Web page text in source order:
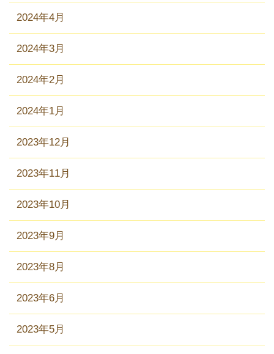
2024年4月
2024年3月
2024年2月
2024年1月
2023年12月
2023年11月
2023年10月
2023年9月
2023年8月
2023年6月
2023年5月